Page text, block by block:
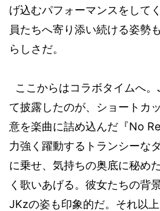
げ込むパフォーマンスをして
員たちへ寄り添い続ける姿勢
らしさだ。
ここからはコラボタイムへ。
て披露したのが、ショートカ
意を楽曲に詰め込んだ『No
力強く躍動するトランシーな
に乗せ、気持ちの奥底に秘め
く歌いあげる。彼女たちの背
JKzの姿も印象的だ。それ以上